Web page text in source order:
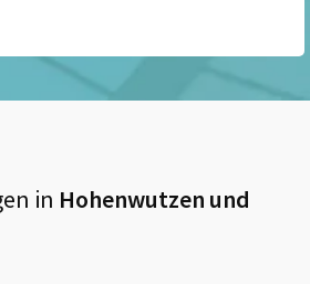
in Hohenwutzen und